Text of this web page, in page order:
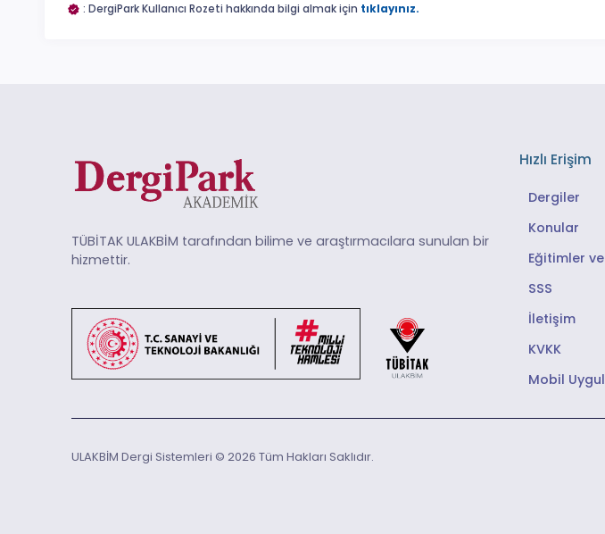
: DergiPark Kullanıcı Rozeti hakkında bilgi almak için tıklayınız.
TÜBİTAK ULAKBİM tarafından bilime ve araştırmacılara sunulan bir
hizmettir.
Hızlı Erişim
Dergiler
Konular
Eğitimler
SSS
İletişim
KVKK
Mobil
ULAKBİM Dergi Sistemleri © 2026 Tüm Hakları Saklıdır.